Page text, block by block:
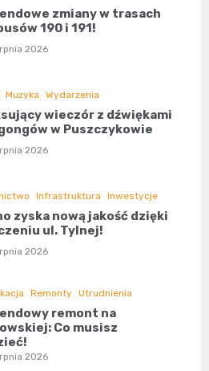
zmiany w trasach
190 i 191!
2026
Muzyka Wydarzenia
wieczór z dźwiękami
w Puszczykowie
2026
Infrastruktura Inwestycje
zyska nową jakość dzięki
ul. Tylnej!
2026
Remonty Utrudnienia
remont na
Co musisz
2026